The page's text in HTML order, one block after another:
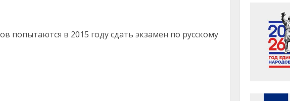
попытаются в 2015 году сдать экзамен по русскому